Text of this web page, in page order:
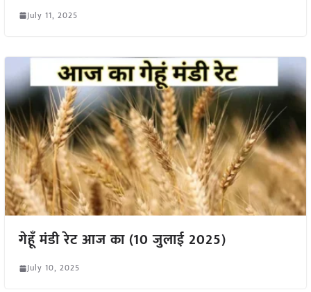
July 11, 2025
गेहूँ मंडी रेट आज का (10 जुलाई 2025)
July 10, 2025